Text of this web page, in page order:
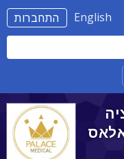
התחברות English